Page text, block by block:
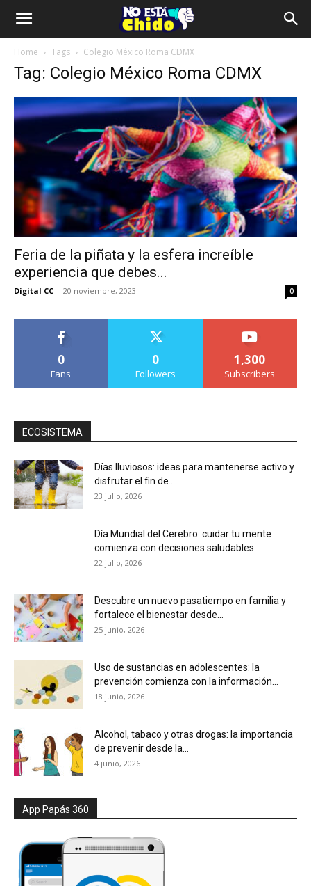
Home Tags Colegio México Roma CDMX
Tag: Colegio México Roma CDMX
Feria de la piñata y la esfera increíble
experiencia que debes...
Digital CC - 20 noviembre, 2023 0
0
Fans
0
Followers
1,300
Subscribers
ECOSISTEMA
Días lluviosos: ideas para mantenerse activo y
disfrutar el fin de...
23 julio, 2026
Día Mundial del Cerebro: cuidar tu mente
comienza con decisiones saludables
22 julio, 2026
Descubre un nuevo pasatiempo en familia y
fortalece el bienestar desde...
25 junio, 2026
Uso de sustancias en adolescentes: la
prevención comienza con la información...
18 junio, 2026
Alcohol, tabaco y otras drogas: la importancia
de prevenir desde la...
4 junio, 2026
App Papás 360